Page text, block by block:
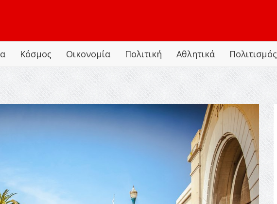
Κόσμος Οικονομία Πολιτική Αθλητικά Πολιτισμός